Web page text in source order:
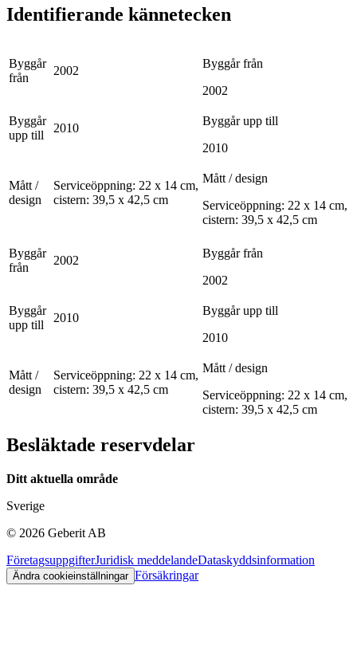
Identifierande kännetecken
Byggår
från
2002
Byggår från
2002
Byggår
upp till
2010
Byggår upp till
2010
Mått /
design
Serviceöppning: 22 x 14 cm,
cistern: 39,5 x 42,5 cm
Mått / design
Serviceöppning: 22 x 14 cm,
cistern: 39,5 x 42,5 cm
Byggår
från
2002
Byggår från
2002
Byggår
upp till
2010
Byggår upp till
2010
Mått /
design
Serviceöppning: 22 x 14 cm,
cistern: 39,5 x 42,5 cm
Mått / design
Serviceöppning: 22 x 14 cm,
cistern: 39,5 x 42,5 cm
Besläktade reservdelar
Ditt aktuella område
Sverige
© 2026 Geberit AB
FöretagsuppgifterJuridisk meddelandeDataskyddsinformation
Ändra cookieinställningar Försäkringar